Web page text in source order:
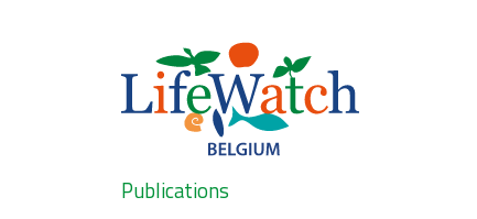
Search
Publications